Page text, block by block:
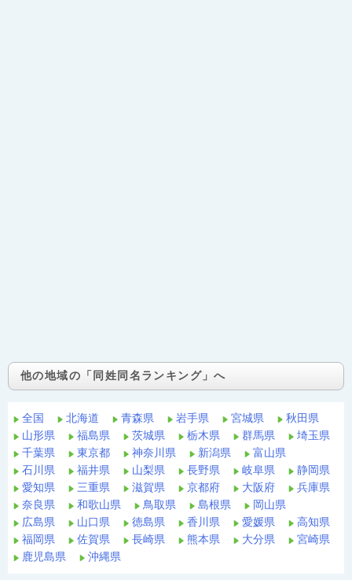
他の地域の「同姓同名ランキング」へ
全国 北海道 青森県 岩手県 宮城県
秋田県
山形県
福島県 茨城県 栃木県 群馬県
埼玉県
千葉県
東京都 神奈川県 新潟県
富山県
石川県
福井県 山梨県 長野県 岐阜県
静岡県
愛知県
三重県 滋賀県 京都府 大阪府
兵庫県
奈良県
和歌山県 鳥取県 島根県
岡山県
広島県
山口県 徳島県 香川県 愛媛県
高知県
福岡県
佐賀県 長崎県 熊本県 大分県
宮崎県
鹿児島県
沖縄県